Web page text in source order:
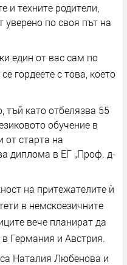
и техните родители,
по своя път на
един от вас сам по
гордеете с това, което
тъй като отбелязва 55
обучение в
от старта на
диплома в ЕГ „Проф. д-
на притежателите ѝ
в немскоезичните
вече планират да
Германия и Австрия.
Наталия Любенова и